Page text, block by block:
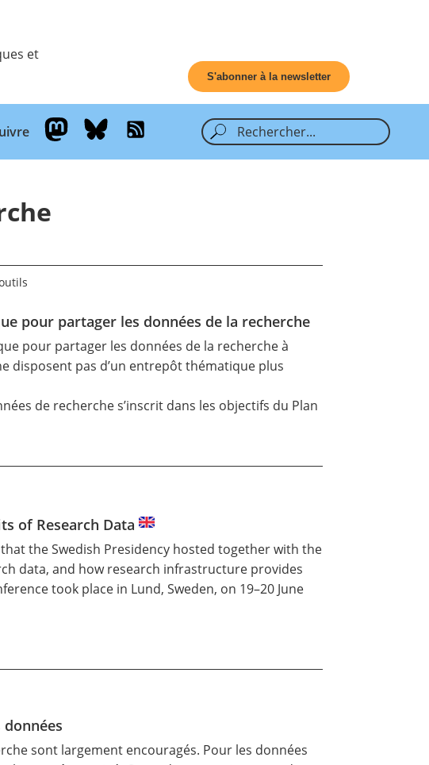
et
S'abonner à la newsletter
pour partager les données de la recherche
pour partager les données de la recherche à
disposent pas d’un entrepôt thématique plus
de recherche s’inscrit dans les objectifs du Plan
of Research Data
the Swedish Presidency hosted together with the
data, and how research infrastructure provides
took place in Lund, Sweden, on 19–20 June
sont largement encouragés. Pour les données